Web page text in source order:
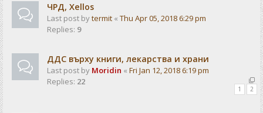
ЧРД, Xellos
Last post bytermit « Thu Apr 05, 2018 6:29 pm
Replies: 9
ДДС върху книги, лекарства и храни
Last post by Moridin « Fri Jan 12, 2018 6:19 pm
Replies: 22
1 2